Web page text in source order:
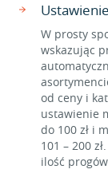
W prosty
wskazując
od ceny i
ustawienie
do 100 zł i
101 – 200
ilość